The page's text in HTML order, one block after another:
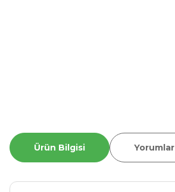
Ürün Bilgisi Yorumlar